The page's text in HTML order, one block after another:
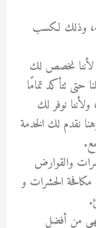
وذلك لكسب
لأننا نخصص لك
حتى تتأكد تمامًا
نوفر لك
نقدم لك الخدمة
والقوارض
الحشرات و
فهي من أفضل